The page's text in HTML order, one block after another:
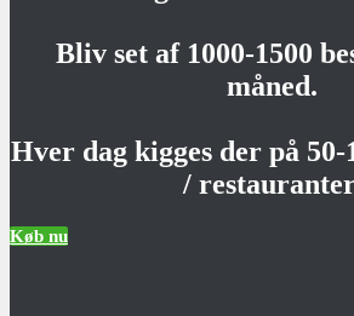
Bliv set af 1000-1500
måned.
Hver dag kigges der på 50-
/
Køb nu